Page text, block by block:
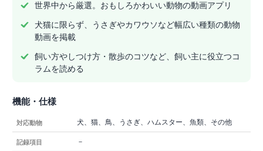
世界中から厳選。おもしろかわいい動物の動画アプリ
犬猫に限らず、うさぎやカワウソなど幅広い種類の動物
動画を掲載
飼い方やしつけ方・散歩のコツなど、飼い主に役立つコ
ラムを読める
機能・仕様
対応動物 犬、猫、鳥、うさぎ、ハムスター、魚類、その他
記録項目 －